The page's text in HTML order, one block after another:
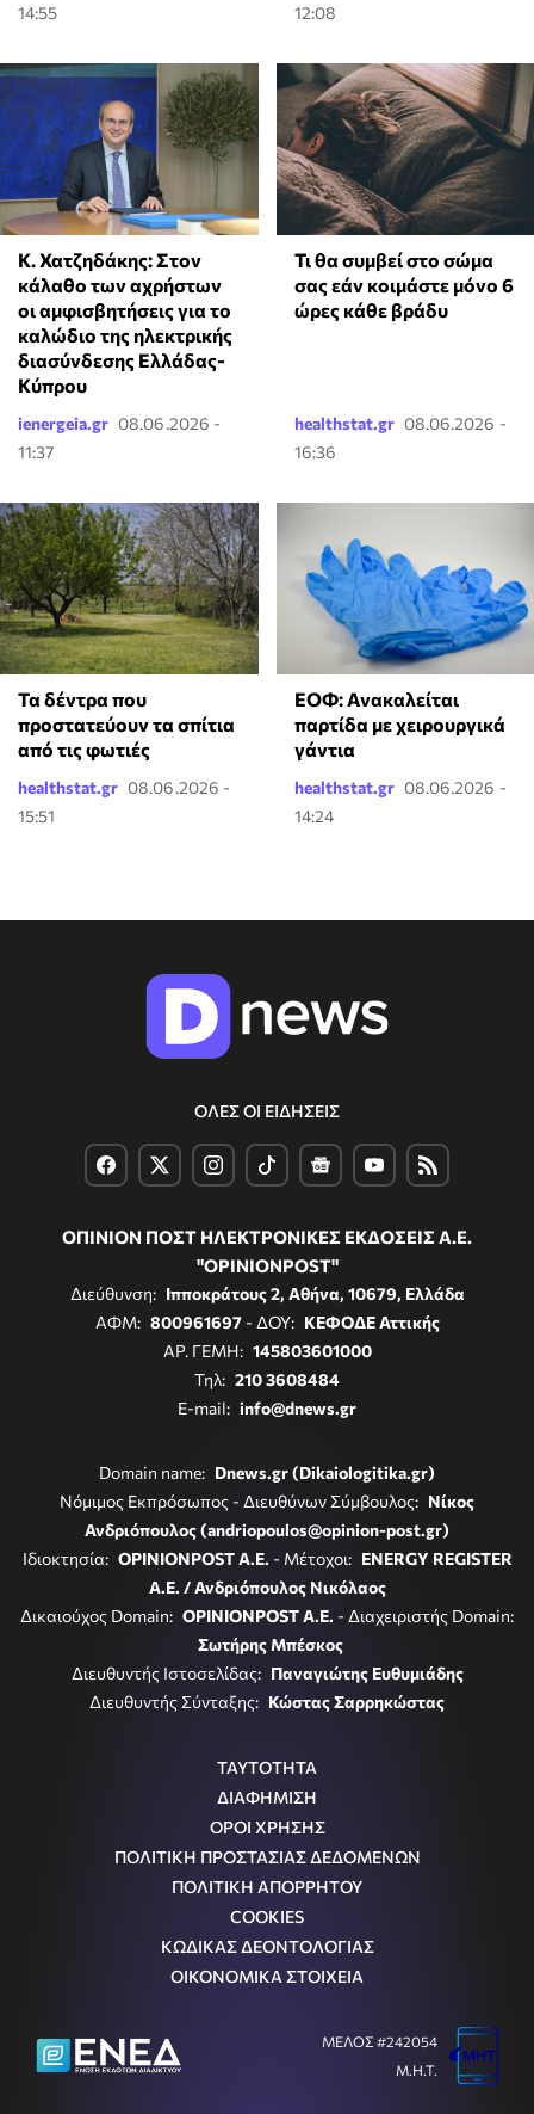
14:55
12:08
Κ. Χατζηδάκης: Στον
κάλαθο των αχρήστων
οι αμφισβητήσεις για το
καλώδιο της ηλεκτρικής
διασύνδεσης Ελλάδας-
Κύπρου
ienergeia.gr 08.06.2026 -
11:37
Τι θα συμβεί στο σώμα
σας εάν κοιμάστε μόνο 6
ώρες κάθε βράδυ
healthstat.gr 08.06.2026 -
16:36
Τα δέντρα που
προστατεύουν τα σπίτια
από τις φωτιές
healthstat.gr 08.06.2026 -
15:51
ΕΟΦ: Ανακαλείται
παρτίδα με χειρουργικά
γάντια
healthstat.gr 08.06.2026 -
14:24
ΟΛΕΣ ΟΙ ΕΙΔΗΣΕΙΣ
ΟΠΙΝΙΟΝ ΠΟΣΤ ΗΛΕΚΤΡΟΝΙΚΕΣ ΕΚΔΟΣΕΙΣ Α.Ε.
"OPINIONPOST"
Διεύθυνση: Ιπποκράτους 2, Αθήνα, 10679, Ελλάδα
ΑΦΜ: 800961697- ΔΟΥ: ΚΕΦΟΔΕ Αττικής
ΑΡ. ΓΕΜΗ: 145803601000
Τηλ: 210 3608484
E-mail: info@dnews.gr
Domain name: Dnews.gr (Dikaiologitika.gr)
Νόμιμος Εκπρόσωπος - Διευθύνων Σύμβουλος: Νίκος
Ανδριόπουλος (andriopoulos@opinion-post.gr)
Ιδιοκτησία: OPINIONPOST A.E. - Μέτοχοι: ENERGY REGISTER
Α.Ε. / Ανδριόπουλος Νικόλαος
Δικαιούχος Domain: OPINIONPOST A.E. - Διαχειριστής Domain:
Σωτήρης Μπέσκος
Διευθυντής Ιστοσελίδας: Παναγιώτης Ευθυμιάδης
Διευθυντής Σύνταξης: Κώστας Σαρρηκώστας
ΤΑΥΤΟΤΗΤΑ
ΔΙΑΦΗΜΙΣΗ
ΟΡΟΙ ΧΡΗΣΗΣ
ΠΟΛΙΤΙΚΗ ΠΡΟΣΤΑΣΙΑΣ ΔΕΔΟΜΕΝΩΝ
ΠΟΛΙΤΙΚΗ ΑΠΟΡΡΗΤΟΥ
COOKIES
ΚΩΔΙΚΑΣ ΔΕΟΝΤΟΛΟΓΙΑΣ
ΟΙΚΟΝΟΜΙΚΑ ΣΤΟΙΧΕΙΑ
ΜΕΛΟΣ #242054
Μ.Η.Τ.